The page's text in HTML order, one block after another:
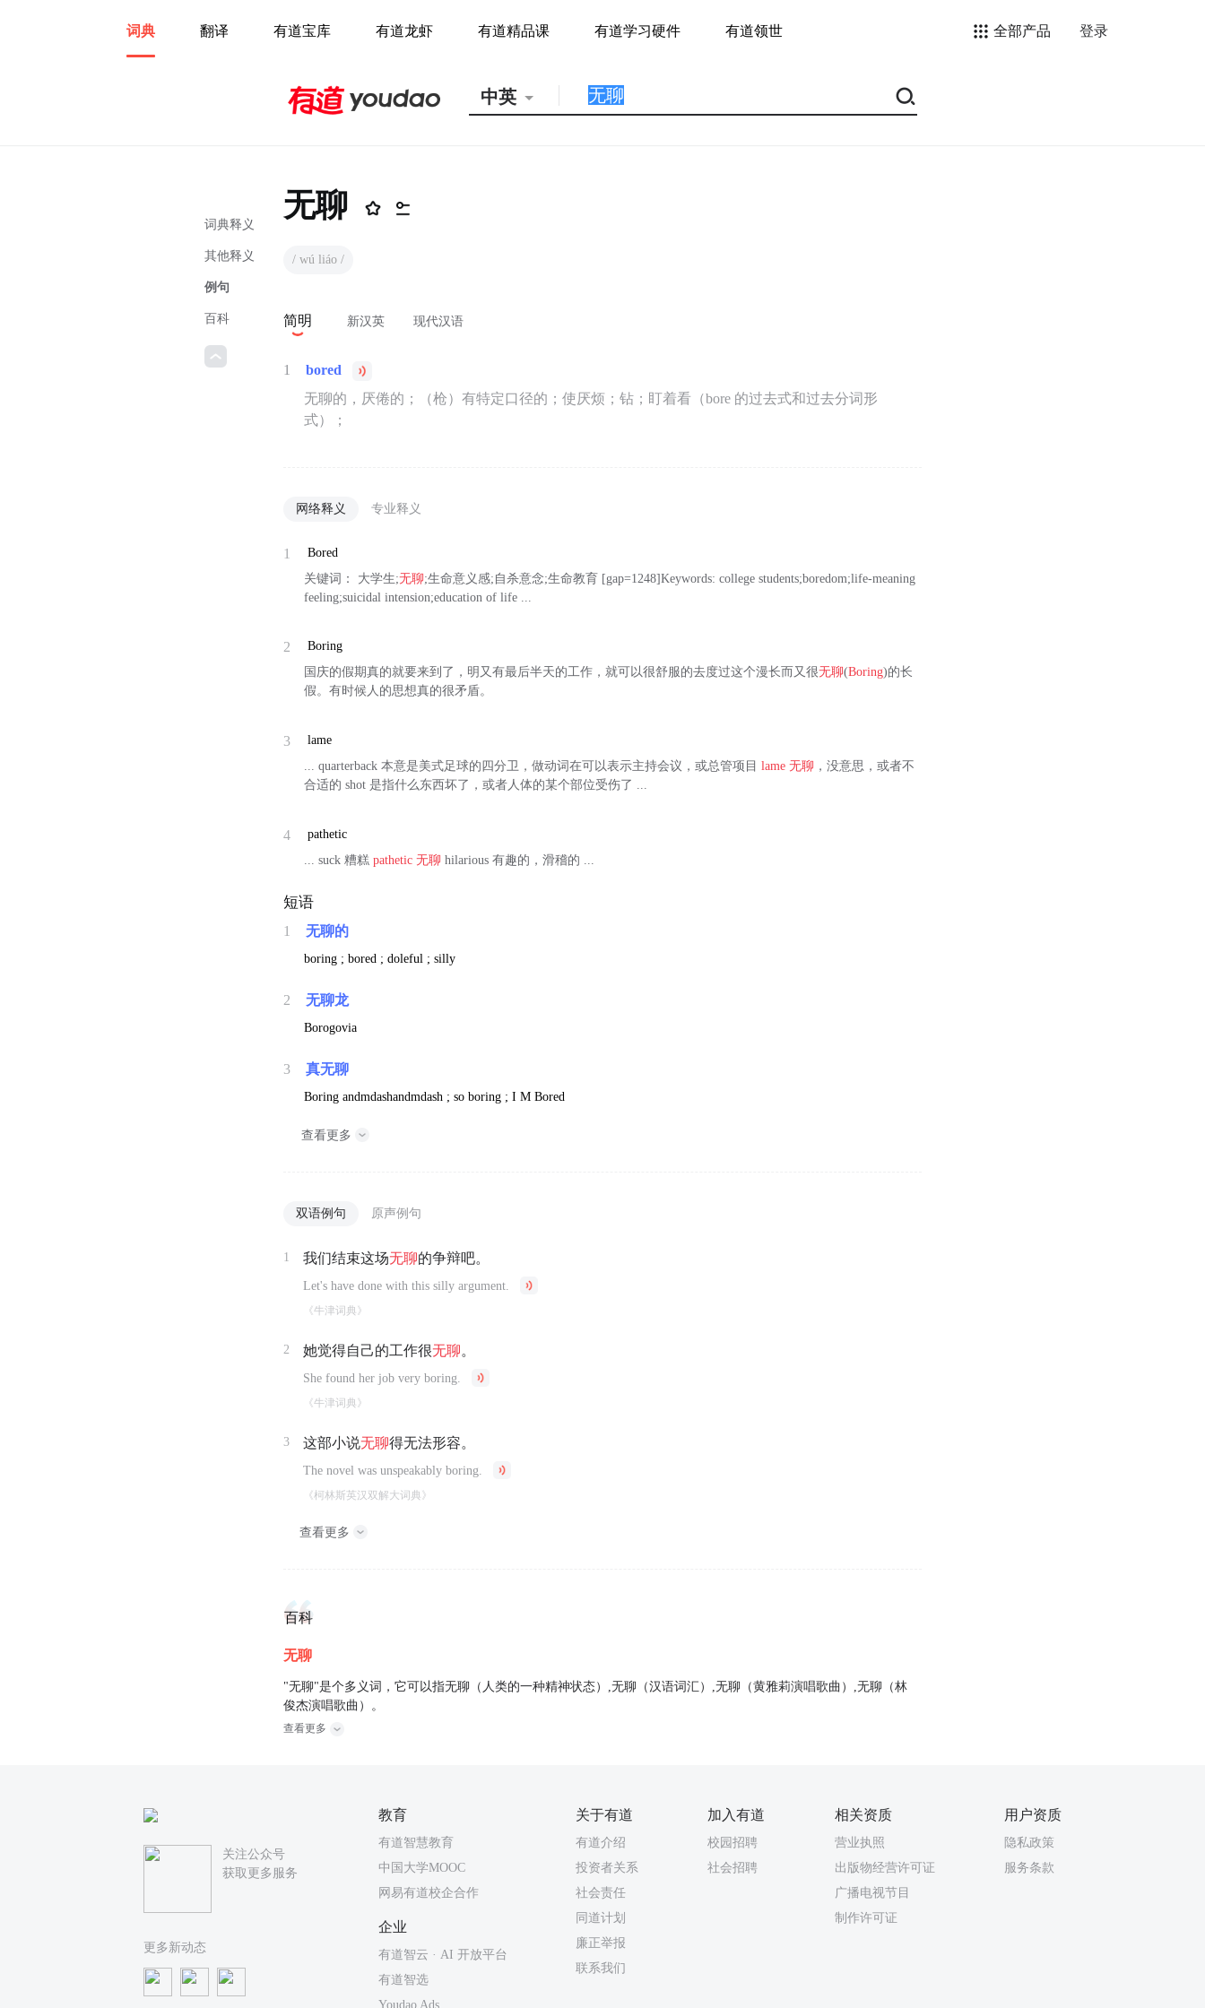
词典 翻译 有道宝库 有道龙虾 有道精品课 有道学习硬件 有道领世 全部产品 登录
中英
词典释义
其他释义
例句
百科
无聊
/ wú liáo /
简明 新汉英 现代汉语
1
bored
无聊的，厌倦的；（枪）有特定口径的；使厌烦；钻；盯着看（bore 的过去式和过去分词形
式）；
网络释义 专业释义
1
Bored
关键词： 大学生;无聊;生命意义感;自杀意念;生命教育 [gap=1248]Keywords: college students;boredom;life-meaning
feeling;suicidal intension;education of life ...
2
Boring
国庆的假期真的就要来到了，明又有最后半天的工作，就可以很舒服的去度过这个漫长而又很无聊(Boring)的长
假。有时候人的思想真的很矛盾。
3
lame
... quarterback 本意是美式足球的四分卫，做动词在可以表示主持会议，或总管项目lame 无聊 ，没意思，或者不
合适的 shot 是指什么东西坏了，或者人体的某个部位受伤了 ...
4
pathetic
... suck 糟糕pathetic 无聊 hilarious 有趣的，滑稽的 ...
短语
1 无聊的
boring ; bored ; doleful ; silly
2 无聊龙
Borogovia
3 真无聊
Boring andmdashandmdash ; so boring ; I M Bored
查看更多
双语例句 原声例句
1 我们结束这场无聊的争辩吧。
Let's have done with this silly argument.
《牛津词典》
2 她觉得自己的工作很无聊。
She found her job very boring.
《牛津词典》
3 这部小说无聊得无法形容。
The novel was unspeakably boring.
《柯林斯英汉双解大词典》
查看更多
百科
无聊
"无聊"是个多义词，它可以指无聊（人类的一种精神状态）,无聊（汉语词汇）,无聊（黄雅莉演唱歌曲）,无聊（林
俊杰演唱歌曲）。
查看更多
关注公众号
获取更多服务
更多新动态
教育
有道智慧教育
中国大学MOOC
网易有道校企合作
关于有道
有道介绍
投资者关系
社会责任
同道计划
廉正举报
联系我们
加入有道
校园招聘
社会招聘
相关资质
营业执照
出版物经营许可证
广播电视节目
制作许可证
用户资质
隐私政策
服务条款
企业
有道智云 · AI 开放平台
有道智选
Youdao Ads